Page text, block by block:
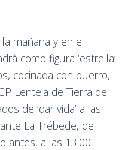
mañana y en el
como figura ‘estrella’
cocinada con puerro,
Lenteja de Tierra de
de ‘dar vida’ a las
La Trébede, de
antes, a las 13:00